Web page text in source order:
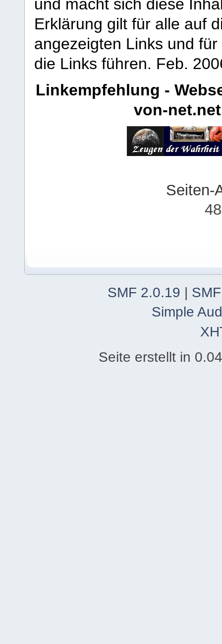
und macht sich diese
Erklärung gilt für alle auf
angezeigten Links und
die Links führen. Feb.
Linkempfehlung -
von-net.net
Seiten-
SMF 2.0.19 |
Simple
Seite erstellt in